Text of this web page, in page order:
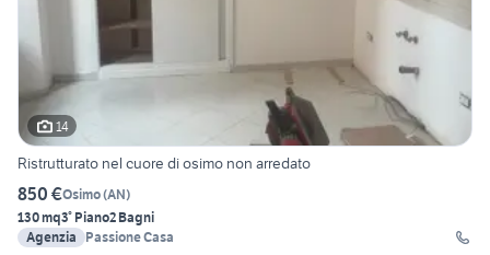
14
Ristrutturato nel cuore di osimo non arredato
850 €Osimo(AN)
130 mq3° Piano2 Bagni
Agenzia
Passione Casa